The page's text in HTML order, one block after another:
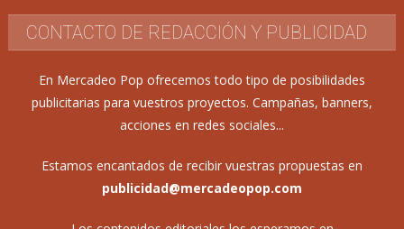
CONTACTO DE REDACCIÓN Y PUBLICIDAD
En Mercadeo Pop ofrecemos todo tipo de posibilidades
publicitarias para vuestros proyectos. Campañas, banners,
acciones en redes sociales...
Estamos encantados de recibir vuestras propuestas en
publicidad@mercadeopop.com